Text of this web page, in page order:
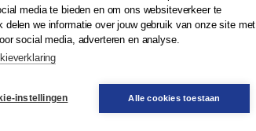
theoretische diepgang met praktische
media te bieden en om ons websiteverkeer te
delen we informatie over jouw gebruik van onze site met
social media, adverteren en analyse.
instellingen Alle cookies toestaan